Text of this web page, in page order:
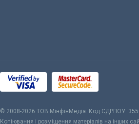
© 2008-2026 ТОВ МiнфiнМедiа. Код ЄДРПОУ:
Копіювання і розміщення матеріалів на інших